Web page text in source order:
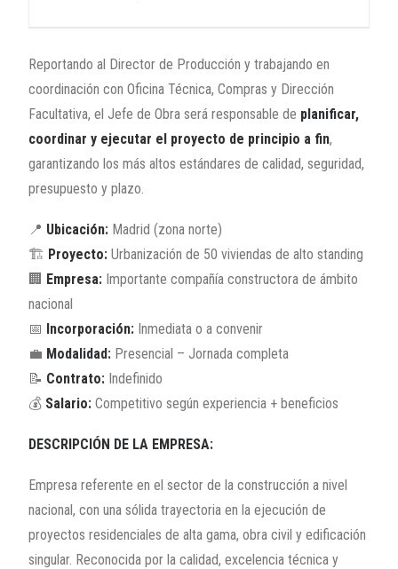
Reportando al Director de Producción y trabajando en
coordinación con Oficina Técnica, Compras y Dirección
Facultativa, el Jefe de Obra será responsable de planificar,
coordinar y ejecutar el proyecto de principio a fin,
garantizando los más altos estándares de calidad, seguridad,
presupuesto y plazo.
📍 Ubicación: Madrid (zona norte)
🏗️ Proyecto: Urbanización de 50 viviendas de alto standing
🏢 Empresa: Importante compañía constructora de ámbito
nacional
📅 Incorporación: Inmediata o a convenir
💼 Modalidad: Presencial – Jornada completa
📝 Contrato: Indefinido
💰 Salario: Competitivo según experiencia + beneficios
DESCRIPCIÓN DE LA EMPRESA:
Empresa referente en el sector de la construcción a nivel
nacional, con una sólida trayectoria en la ejecución de
proyectos residenciales de alta gama, obra civil y edificación
singular. Reconocida por la calidad, excelencia técnica y